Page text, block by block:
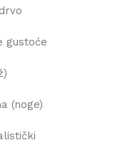
gustoće
(noge)